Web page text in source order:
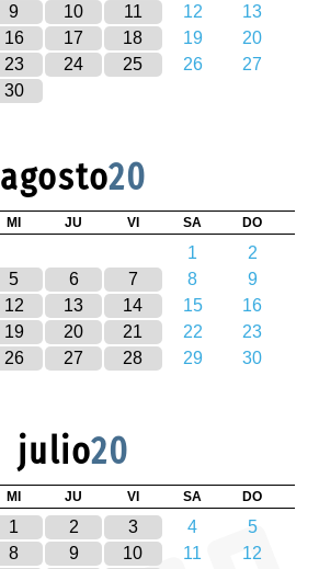
9 10 11 12
13
16 17 18 19
20
23 24 25 26
27
30
agosto20
MI JU VI SA DO
1
2
5 6 7 8
9
12 13 14 15
16
19 20 21 22
23
26 27 28 29
30
julio20
MI JU VI SA DO
1 2 3 4
5
8 9 10 11 12